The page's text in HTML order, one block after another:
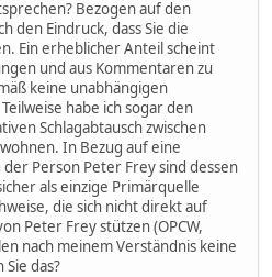
Bezogen auf den
den Eindruck, dass Sie die
Ein erheblicher Anteil scheint
und aus Kommentaren zu
keine unabhängigen
habe ich sogar den
Schlagabtausch zwischen
In Bezug auf eine
Person Peter Frey sind dessen
als einzige Primärquelle
die sich nicht direkt auf
Peter Frey stützen (OPCW,
nach meinem Verständnis keine
das?